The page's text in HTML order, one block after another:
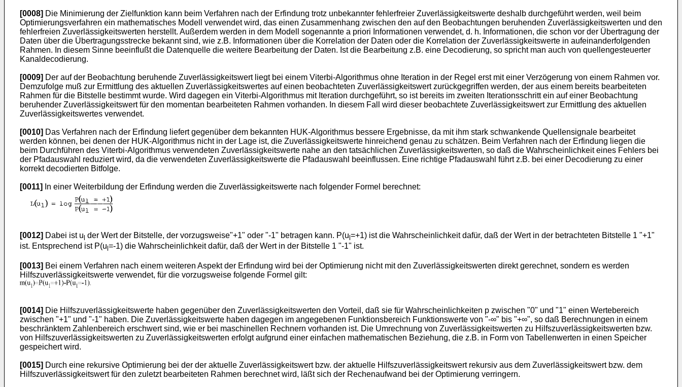
[0008] Die Minimierung der Zielfunktion kann beim Verfahren nach der Erfindung trotz unbekannter fehlerfreier Zuverlässigkeitswerte deshalb durchgeführt werden, weil beim
Optimierungsverfahren ein mathematisches Modell verwendet wird, das einen Zusammenhang zwischen den auf den Beobachtungen beruhenden Zuverlässigkeitswerten und den
fehlerfreien Zuverlässigkeitswerten herstellt. Außerdem werden in dem Modell sogenannte a priori Informationen verwendet, d. h. Informationen, die schon vor der Übertragung der
Daten über die Übertragungsstrecke bekannt sind, wie z.B. Informationen über die Korrelation der Daten oder die Korrelation der Zuverlässigkeitswerte in aufeinanderfolgenden
Rahmen. In diesem Sinne beeinflußt die Datenquelle die weitere Bearbeitung der Daten. Ist die Bearbeitung z.B. eine Decodierung, so spricht man auch von quellengesteuerter
Kanaldecodierung.
[0009] Der auf der Beobachtung beruhende Zuverlässigkeitswert liegt bei einem Viterbi-Algorithmus ohne Iteration in der Regel erst mit einer Verzögerung von einem Rahmen vor.
Demzufolge muß zur Ermittlung des aktuellen Zuverlässigkeitswertes auf einen beobachteten Zuverlässigkeitswert zurückgegriffen werden, der aus einem bereits bearbeiteten
Rahmen für die Bitstelle bestimmt wurde. Wird dagegen ein Viterbi-Algorithmus mit Iteration durchgeführt, so ist bereits im zweiten Iterationsschritt ein auf einer Beobachtung
beruhender Zuverlässigkeitswert für den momentan bearbeiteten Rahmen vorhanden. In diesem Fall wird dieser beobachtete Zuverlässigkeitswert zur Ermittlung des aktuellen
Zuverlässigkeitswertes verwendet.
[0010] Das Verfahren nach der Erfindung liefert gegenüber dem bekannten HUK-Algorithmus bessere Ergebnisse, da mit ihm stark schwankende Quellensignale bearbeitet
werden können, bei denen der HUK-Algorithmus nicht in der Lage ist, die Zuverlässigkeitswerte hinreichend genau zu schätzen. Beim Verfahren nach der Erfindung liegen die
beim Durchführen des Viterbi-Algorithmus verwendeten Zuverlässigkeitswerte nahe an den tatsächlichen Zuverlässigkeitswerten, so daß die Wahrscheinlichkeit eines Fehlers bei
der Pfadauswahl reduziert wird, da die verwendeten Zuverlässigkeitswerte die Pfadauswahl beeinflussen. Eine richtige Pfadauswahl führt z.B. bei einer Decodierung zu einer
korrekt decodierten Bitfolge.
[0011] In einer Weiterbildung der Erfindung werden die Zuverlässigkeitswerte nach folgender Formel berechnet:
[0012] Dabei ist u der Wert der Bitstelle, der vorzugsweise"+1" oder "-1" betragen kann. P(u =+1) ist die Wahrscheinlichkeit dafür, daß der Wert in der betrachteten Bitstelle 1 "+1"
ist. Entsprechend ist P(u =-1) die Wahrscheinlichkeit dafür, daß der Wert in der Bitstelle 1 "-1" ist.
[0013] Bei einem Verfahren nach einem weiteren Aspekt der Erfindung wird bei der Optimierung nicht mit den Zuverlässigkeitswerten direkt gerechnet, sondern es werden
Hilfszuverlässigkeitswerte verwendet, für die vorzugsweise folgende Formel gilt:
[0014] Die Hilfszuverlässigkeitswerte haben gegenüber den Zuverlässigkeitswerten den Vorteil, daß sie für Wahrscheinlichkeiten p zwischen "0" und "1" einen Wertebereich
zwischen "+1" und "-1" haben. Die Zuverlässigkeitswerte haben dagegen im angegebenen Funktionsbereich Funktionswerte von "-∞" bis "+∞", so daß Berechnungen in einem
beschränktem Zahlenbereich erschwert sind, wie er bei maschinellen Rechnern vorhanden ist. Die Umrechnung von Zuverlässigkeitswerten zu Hilfszuverlässigkeitswerten bzw.
von Hilfszuverlässigkeitswerten zu Zuverlässigkeitswerten erfolgt aufgrund einer einfachen mathematischen Beziehung, die z.B. in Form von Tabellenwerten in einen Speicher
gespeichert wird.
[0015] Durch eine rekursive Optimierung bei der der aktuelle Zuverlässigkeitswert bzw. der aktuelle Hilfszuverlässigkeitswert rekursiv aus dem Zuverlässigkeitswert bzw. dem
Hilfszuverlässigkeitswert für den zuletzt bearbeiteten Rahmen berechnet wird, läßt sich der Rechenaufwand bei der Optimierung verringern.